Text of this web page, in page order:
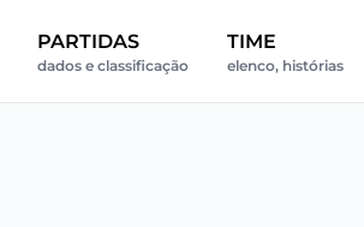
PARTIDAS
dados e classificação
TIME
elenco, histórias